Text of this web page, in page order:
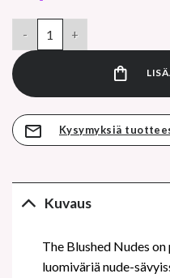
Kysymyksiä
Kuvaus
The Blushed Nudes
luomiväriä nude-